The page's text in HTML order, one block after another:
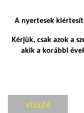
A nyertesek
Kérjük, csak azok a
akik a korábbi
VISSZA